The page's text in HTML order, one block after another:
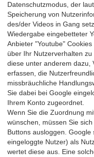
Datenschutzmodus, der
Speicherung von
des/der Videos in Gang
Wiedergabe eingebetteter
Anbieter "Youtube"
über Ihr Nutzerverhalten
diese unter anderem dazu,
erfassen, die
missbräuchliche
Sie dabei bei Google
Ihrem Konto zugeordnet.
Wenn Sie die Zuordnung
wünschen, müssen Sie
Buttons ausloggen.
eingeloggte Nutzer) als
wertet diese aus. Eine